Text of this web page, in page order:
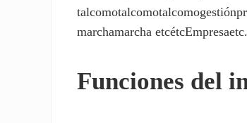
marchamarcha
Funciones del